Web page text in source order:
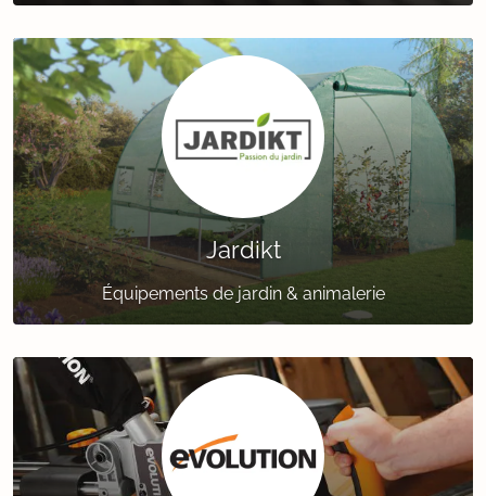
Jardikt
Équipements de jardin & animalerie